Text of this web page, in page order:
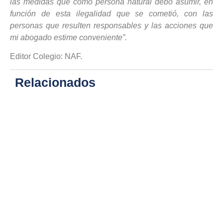
función de esta ilegalidad que se cometió, con las
personas que resulten responsables y las acciones que
mi abogado estime conveniente”.
Editor Colegio: NAF.
Relacionados